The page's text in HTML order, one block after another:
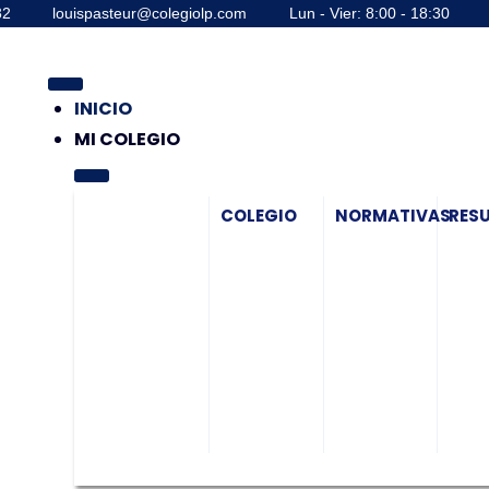
louispasteur@colegiolp.com Lun - Vier: 8:00 - 18:30
INICIO
MI COLEGIO
COLEGIO NORMATIVAS